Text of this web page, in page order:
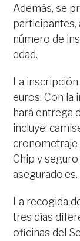
Además, se
participantes,
número de
edad.
La
euros. Con la
hará entrega
incluye:
cronometraje
Chip y seguro
asegurado.es.
La recogida
tres días
oficinas del